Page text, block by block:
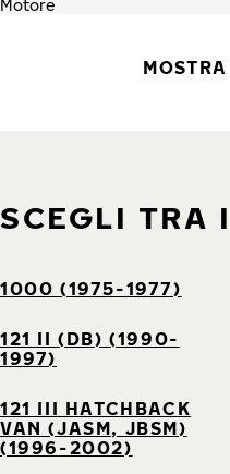
SCEGLI TRA
1000 (1975-1977)
121 II (DB) (1990-
1997)
121 III HATCHBACK
VAN (JASM, JBSM)
(1996-2002)